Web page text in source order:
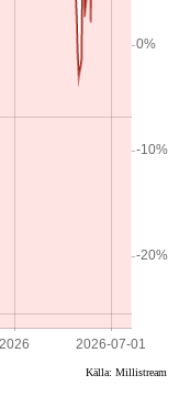
Källa: Millistream